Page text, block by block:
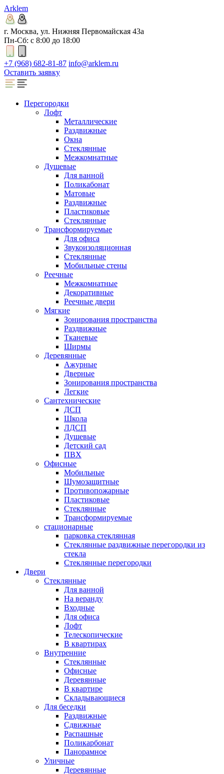
Arklem
г. Москва, ул. Нижняя Первомайская 43а
Пн-Сб: с 8:00 до 18:00
+7 (968) 682-81-87 info@arklem.ru
Оставить заявку
Перегородки
Лофт
Металлические
Раздвижные
Окна
Стеклянные
Межкомнатные
Душевые
Для ванной
Поликабонат
Матовые
Раздвижные
Пластиковые
Стеклянные
Трансформируемые
Для офиса
Звукоизоляционная
Стеклянные
Мобильные стены
Реечные
Межкомнатные
Декоративные
Реечные двери
Мягкие
Зонирования пространства
Раздвижные
Тканевые
Ширмы
Деревянные
Ажурные
Дверные
Зонирования пространства
Легкие
Сантехнические
ДСП
Школа
ЛДСП
Душевые
Детский сад
ПВХ
Офисные
Мобильные
Шумозащитные
Противопожарные
Пластиковые
Стеклянные
Трансформируемые
стационарные
парковка стеклянная
Стеклянные раздвижные перегородки из
стекла
Стеклянные перегородки
Двери
Стеклянные
Для ванной
На веранду
Входные
Для офиса
Лофт
Телескопические
В квартирах
Внутренние
Стеклянные
Офисные
Деревянные
В квартире
Складывающиеся
Для беседки
Раздвижные
Сдвижные
Распашные
Поликарбонат
Панорамное
Уличные
Деревянные